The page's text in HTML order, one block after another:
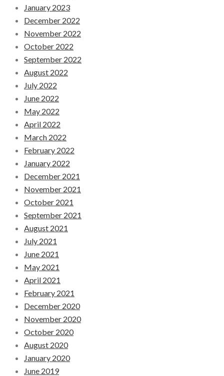
January 2023
December 2022
November 2022
October 2022
September 2022
August 2022
July 2022
June 2022
May 2022
April 2022
March 2022
February 2022
January 2022
December 2021
November 2021
October 2021
September 2021
August 2021
July 2021
June 2021
May 2021
April 2021
February 2021
December 2020
November 2020
October 2020
August 2020
January 2020
June 2019